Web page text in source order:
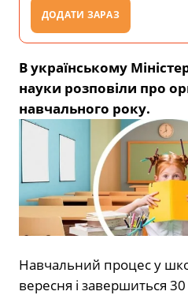
ДОДАТИ ЗАРАЗ
В українському
науки розповіли про
навчального року.
Навчальний процес у
вересня і завершиться